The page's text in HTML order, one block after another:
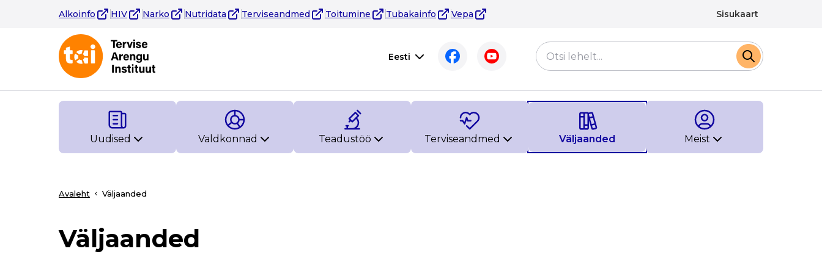
Alkoinfo HIV Narko Nutridata Terviseandmed Toitumine Tubakainfo Vepa Sisukaart
Eesti
Uudised Valdkonnad Teadustöö Terviseandmed Väljaanded Meist
Avaleht Väljaanded
Väljaanded